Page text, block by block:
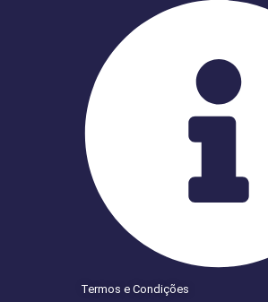
Termos e Condições